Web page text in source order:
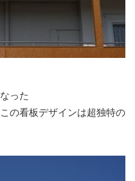
った
の看板デザインは超独特の